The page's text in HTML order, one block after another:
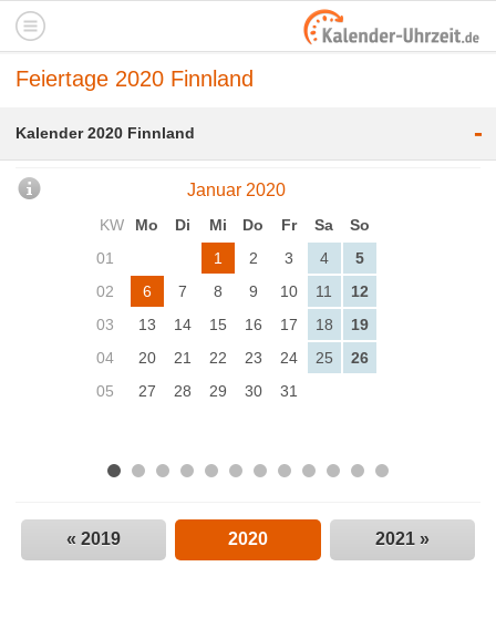
Feiertage 2020 Finnland
Kalender 2020 Finnland -
Januar 2020
KW Mo Di Mi Do Fr Sa
So
01
1 2 3 4
5
02
6 7 8 9 10 11
12
03
13 14 15 16 17 18
19
04
20 21 22 23 24 25
26
05
27 28 29 30 31
« 2019 2020 2021 »